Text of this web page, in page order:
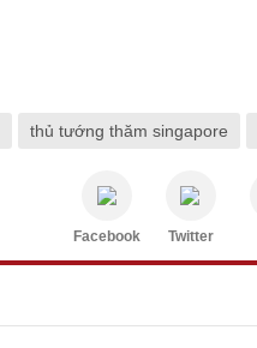
thủ tướng thăm singapore
Facebook Twitter